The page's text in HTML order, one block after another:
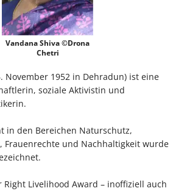
Vandana Shiva ©Drona
Chetri
November 1952 in Dehradun) ist eine
soziale Aktivistin und
in den Bereichen Naturschutz,
Frauenrechte und Nachhaltigkeit wurde
Right Livelihood Award – inoffiziell auch